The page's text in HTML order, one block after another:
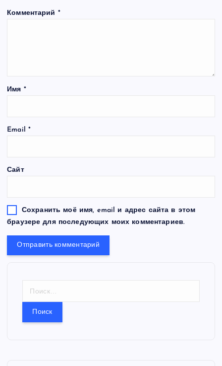
Комментарий *
Имя *
Email *
Сайт
Сохранить моё имя, email и адрес сайта в этом
браузере для последующих моих комментариев.